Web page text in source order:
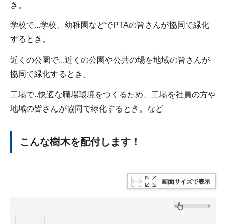
き。
学校で...学校、幼稚園などでPTAの皆さんが協同で緑化
するとき。
近くの公園で...近くの公園や公共の場を地域の皆さんが
協同で緑化するとき。
工場で..快適な職場環境をつくるため、工場を社員の方や
地域の皆さんが協同で緑化するとき。など
こんな樹木を配付します！
画面サイズで表示